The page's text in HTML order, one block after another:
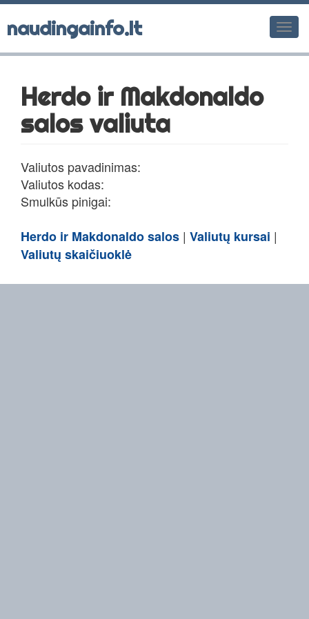
naudingainfo.lt
Herdo ir Makdonaldo
salos valiuta
Valiutos pavadinimas:
Valiutos kodas:
Smulkūs pinigai:
Herdo ir Makdonaldo salos | Valiutų kursai |
Valiutų skaičiuoklė